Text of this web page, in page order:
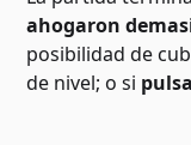
ahogaron
posibilidad de
de nivel; o si